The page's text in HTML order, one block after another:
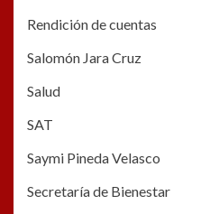
Rendición de cuentas
Salomón Jara Cruz
Salud
SAT
Saymi Pineda Velasco
Secretaría de Bienestar